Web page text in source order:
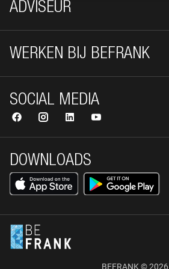
ADVISEUR
WERKEN BIJ BEFRANK
DOWNLOADS
SOCIAL MEDIA
BEFRANK © 2026